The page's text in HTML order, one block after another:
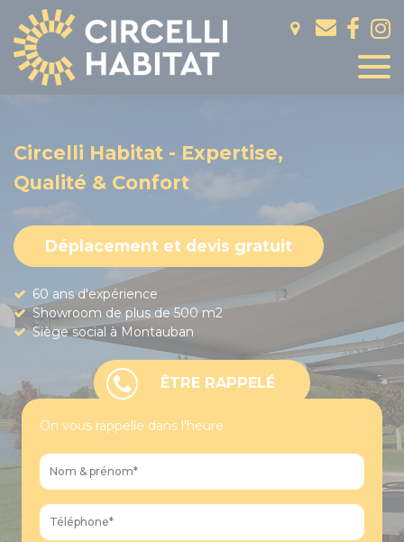
Circelli Habitat - Expertise,
Qualité & Confort
Déplacement et devis gratuit
60 ans d'expérience
Showroom de plus de 500 m2
Siège social à Montauban
ÊTRE RAPPELÉ
On vous rappelle dans l'heure
Panneau de gestion des cookies